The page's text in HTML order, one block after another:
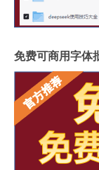
免费可商用字体